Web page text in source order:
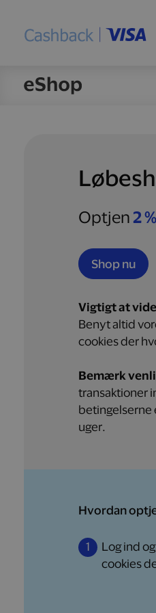
Optjen 2
Shop nu
Vigtigt at
Benyt altid
cookies der
Bemærk
transaktioner
betingelserne
uger.
Hvordan
1 Log ind
cookies